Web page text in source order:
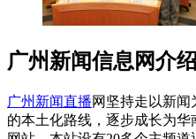
广州新闻信息网介绍
广州新闻直播网坚持走以新
的本土化路线，逐步成长为